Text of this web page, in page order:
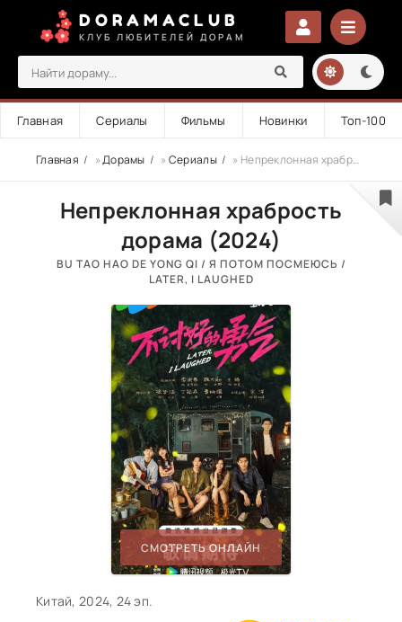
DORAMACLUB
КЛУБ ЛЮБИТЕЛЕЙ ДОРАМ
Главная Сериалы Фильмы Новинки Топ-100
Главная »Дорамы » Сериалы » Непреклонная храбрость
Непреклонная храбрость
дорама (2024)
BU TAO HAO DE YONG QI / Я ПОТОМ ПОСМЕЮСЬ /
LATER, I LAUGHED
СМОТРЕТЬ ОНЛАЙН
Китай, 2024, 24 эп.